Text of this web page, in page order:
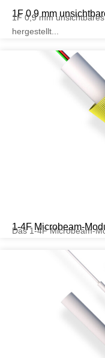
1F 0,9 mm
1F 0,9 mm
hergestellt...
1-4F Microbeam-
Das 1-4F Microbeam-